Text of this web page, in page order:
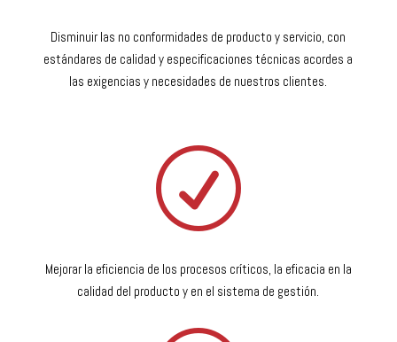
Disminuir las no conformidades de producto y servicio, con
estándares de calidad y especificaciones técnicas acordes a
las exigencias y necesidades de nuestros clientes.
R
Mejorar la eficiencia de los procesos críticos, la eficacia en la
calidad del producto y en el sistema de gestión.